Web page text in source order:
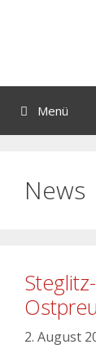
Menü
News
2. August